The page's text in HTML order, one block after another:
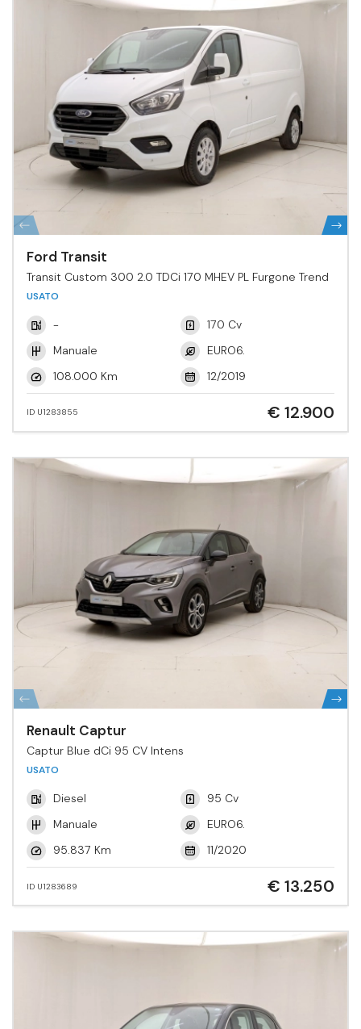
Ford Transit
Transit Custom 300 2.0 TDCi 170 MHEV PL Furgone Trend
USATO
-
170 Cv
Manuale
EURO6.
108.000 Km
12/2019
ID U1283855 € 12.900
Renault Captur
Captur Blue dCi 95 CV Intens
USATO
Diesel
95 Cv
Manuale
EURO6.
95.837 Km
11/2020
ID U1283689 € 13.250